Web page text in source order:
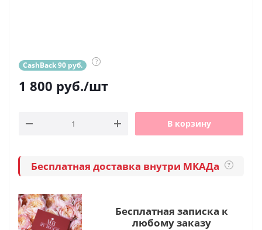
CashBack 90 руб. ?
1 800 руб./шт
В корзину
Бесплатная доставка внутри МКАДа ?
Бесплатная записка к
любому заказу